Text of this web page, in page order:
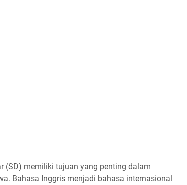
(SD) memiliki tujuan yang penting dalam
Bahasa Inggris menjadi bahasa internasional